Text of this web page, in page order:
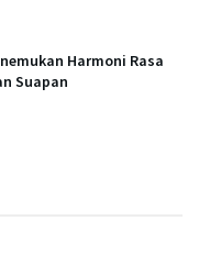
Harmoni Rasa
Suapan